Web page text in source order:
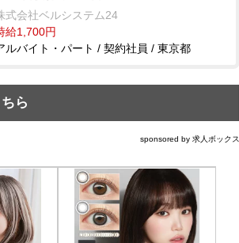
式会社ベルシステム24
給1,700円
ルバイト・パート / 契約社員 / 東京都
ら
sponsored by 求人ボックス